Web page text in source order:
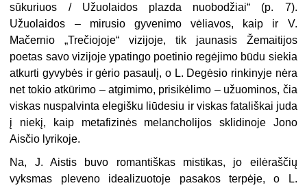
sūkuriuos / Užuolaidos plazda nuobodžiai“ (p. 7).
Užuolaidos – mirusio gyvenimo vėliavos, kaip ir V.
Mačernio „Trečiojoje“ vizijoje, tik jaunasis Žemaitijos
poetas savo vizijoje ypatingo poetinio regėjimo būdu siekia
atkurti gyvybės ir gėrio pasaulį, o L. Degėsio rinkinyje nėra
net tokio atkūrimo – atgimimo, prisikėlimo – užuominos, čia
viskas nuspalvinta elegišku liūdesiu ir viskas fatališkai juda
į niekį, kaip metafizinės melancholijos sklidinoje Jono
Aisčio lyrikoje.
Na, J. Aistis buvo romantiškas mistikas, jo eilėraščių
vyksmas pleveno idealizuotoje pasakos terpėje, o L.